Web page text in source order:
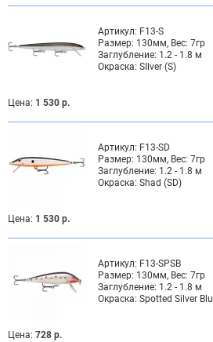
Артикул: F13-S
Размер: 130мм, Вес: 7гр
Заглубление: 1.2 - 1.8 м
Окраска: SIlver (S)
Цена: 1 530 р.
Артикул: F13-SD
Размер: 130мм, Вес: 7гр
Заглубление: 1.2 - 1.8 м
Окраска: Shad (SD)
Цена: 1 530 р.
Артикул: F13-SPSB
Размер: 130мм, Вес: 7гр
Заглубление: 1.2 - 1.8 м
Окраска: Spotted Silver
Цена: 728 р.